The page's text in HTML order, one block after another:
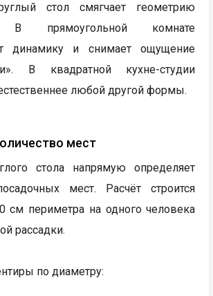
стол смягчает геометрию
В прямоугольной комнате
динамику и снимает ощущение
В квадратной кухне-студии
любой другой формы.
мест
стола напрямую определяет
мест. Расчёт строится
см периметра на одного человека
рассадки.
по диаметру: